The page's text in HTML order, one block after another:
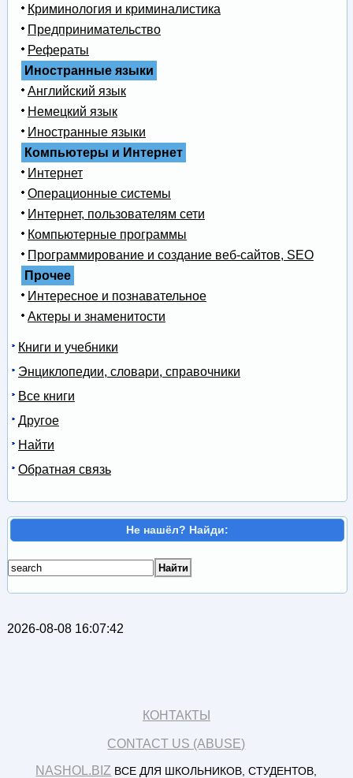
Криминология и криминалистика
Предпринимательство
Рефераты
Иностранные языки
Английский язык
Немецкий язык
Иностранные языки
Компьютеры и Интернет
Интернет
Операционные системы
Интернет, пользователям сети
Компьютерные программы
Программирование и создание веб-сайтов, SEO
Прочее
Интересное и познавательное
Актеры и знаменитости
Книги и учебники
Энциклопедии, словари, справочники
Все книги
Другое
Найти
Обратная связь
Не нашёл? Найди:
2026-08-08 16:07:42
КОНТАКТЫ
CONTACT US (ABUSE)
NASHOL.BIZ ВСЕ ДЛЯ ШКОЛЬНИКОВ, СТУДЕНТОВ,